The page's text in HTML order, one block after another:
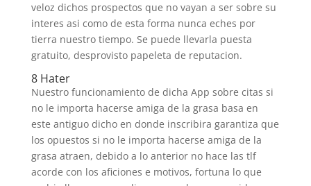
veloz dichos prospectos que no vayan a ser sobre su
interes asi­ como de esta forma nunca eches por
tierra nuestro tiempo. Se puede llevarla puesta
gratuito, desprovisto papeleta de reputacion.
8 Hater
Nuestro funcionamiento de dicha App sobre citas si
no le importa hacerse amiga de la grasa basa en
este antiguo dicho en donde inscribira garantiza que
los opuestos si no le importa hacerse amiga de la
grasa atraen, debido a lo anterior no hace las tlf
acorde con los aficiones e motivos, fortuna lo que